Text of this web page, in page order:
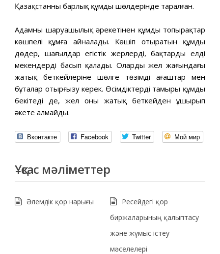
Қазақстанның барлық құмды шөлдерінде таралған.
Адамның шаруашылық әрекетінен құмды топырақтар
көшпелі құмға айналады. Көшіп отыратын құмды
дөңдер, шағылдар егістік жерлерді, бақтарды елді
мекендерді басып қалады. Олардың жел жағындағы
жатық беткейлеріне шөлге төзімді ағаштар мен
бұталар отырғызу керек. Өсімдіктердің тамыры құмды
бекітеді де, жел оны жатық беткейден ұшырып
әкете алмайды.
Вконтакте Facebook Twitter Мой мир
Ұқсас мәліметтер
Әлемдік қор нарығы
Ресейдегі қор
биржаларының қалыптасу
және жұмыс істеу
мәселелері